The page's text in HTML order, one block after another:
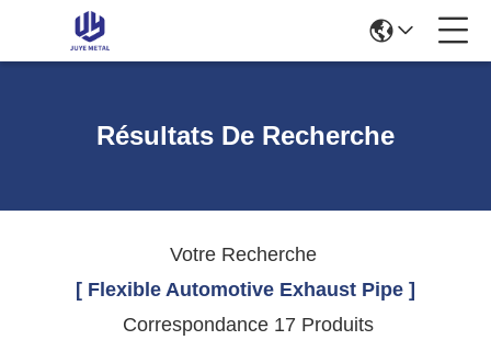
Résultats De Recherche
Votre Recherche
[ Flexible Automotive Exhaust Pipe ]
Correspondance 17 Produits